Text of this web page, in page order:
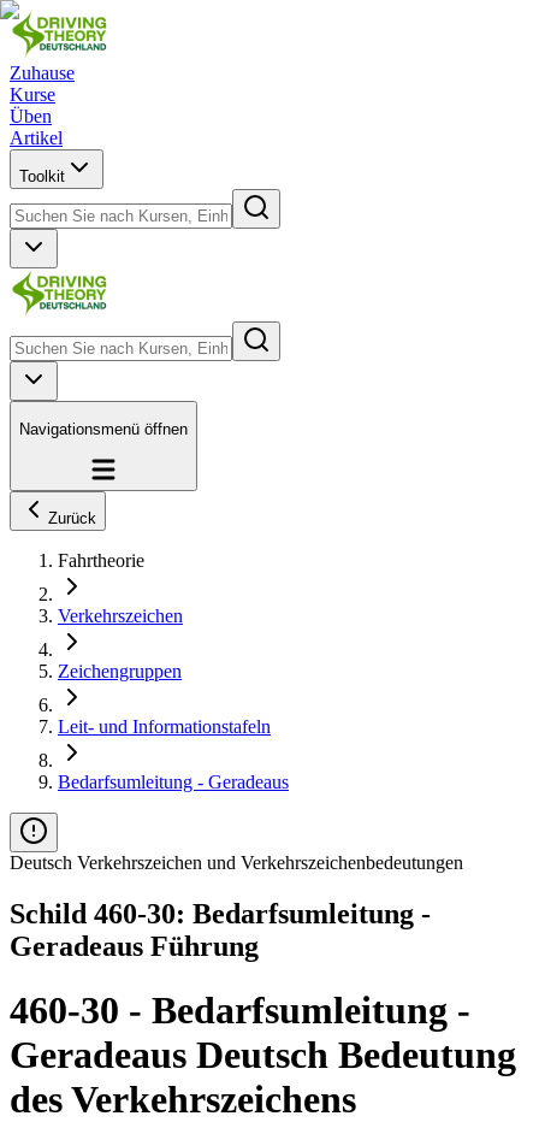
Zuhause
Kurse
Üben
Artikel
Toolkit
Navigationsmenü öffnen
Zurück
Fahrtheorie
Verkehrszeichen
Zeichengruppen
Leit- und Informationstafeln
Bedarfsumleitung - Geradeaus
Deutsch Verkehrszeichen und Verkehrszeichenbedeutungen
Schild 460-30: Bedarfsumleitung -
Geradeaus Führung
460-30 - Bedarfsumleitung -
Geradeaus Deutsch Bedeutung
des Verkehrszeichens